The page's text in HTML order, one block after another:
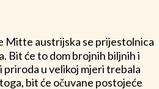
Mitte austrijska se prijestolnica
Bit će to dom brojnih biljnih i
u velikoj mjeri trebala
bit će očuvane postojeće